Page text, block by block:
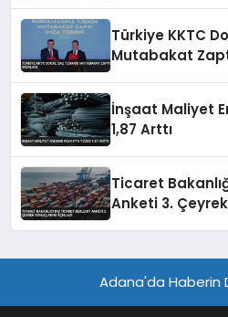
Türkiye KKTC
Mutabakat
İnşaat Maliyet
1,87 Arttı
Ticaret
Anketi 3. Çeyrek
Adana'da Haberin